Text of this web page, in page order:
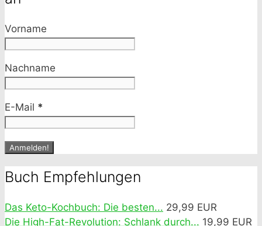
Vorname
Nachname
E-Mail *
Buch Empfehlungen
Das Keto-Kochbuch: Die besten... 29,99 EUR
Die High-Fat-Revolution: Schlank durch... 19,99 EUR